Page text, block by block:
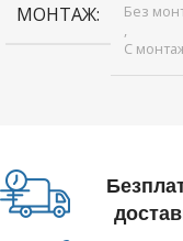
МОНТАЖ
Без
,
С